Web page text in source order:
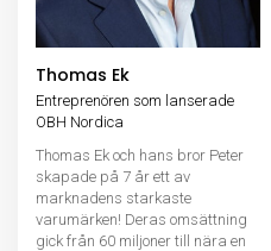
Thomas Ek
Entreprenören som lanserade
OBH Nordica
Thomas Ek och hans bror Peter
skapade på 7 år ett av
marknadens starkaste
varumärken! Deras omsättning
gick från 60 miljoner till nära en